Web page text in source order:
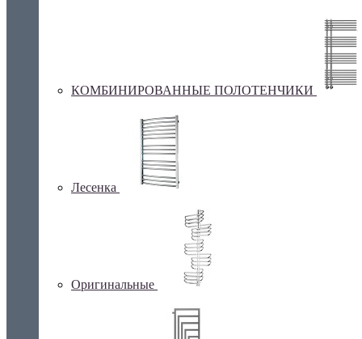
КОМБИНИРОВАННЫЕ ПОЛОТЕНЧИКИ
Лесенка
Оригинальные